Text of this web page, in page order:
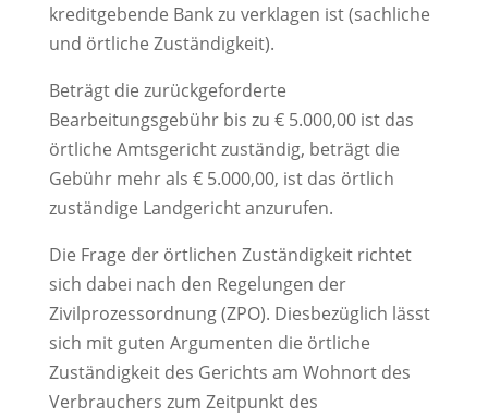
kreditgebende Bank zu verklagen ist (sachliche
und örtliche Zuständigkeit).
Beträgt die zurückgeforderte
Bearbeitungsgebühr bis zu € 5.000,00 ist das
örtliche Amtsgericht zuständig, beträgt die
Gebühr mehr als € 5.000,00, ist das örtlich
zuständige Landgericht anzurufen.
Die Frage der örtlichen Zuständigkeit richtet
sich dabei nach den Regelungen der
Zivilprozessordnung (ZPO). Diesbezüglich lässt
sich mit guten Argumenten die örtliche
Zuständigkeit des Gerichts am Wohnort des
Verbrauchers zum Zeitpunkt des